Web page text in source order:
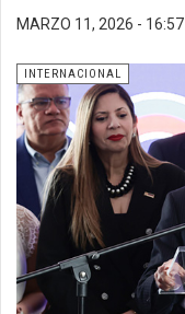
MARZO 11, 2026 - 16:57
INTERNACIONAL